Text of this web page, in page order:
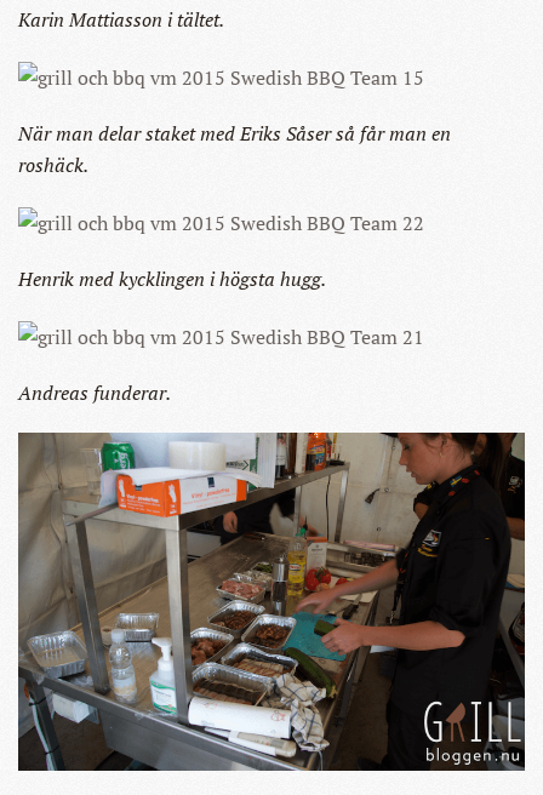
Karin Mattiasson i tältet.
När man delar staket med Eriks Såser så får man en
roshäck.
Henrik med kycklingen i högsta hugg.
Andreas funderar.